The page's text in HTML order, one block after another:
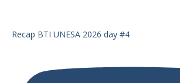
Recap BTI UNESA 2026 day #4